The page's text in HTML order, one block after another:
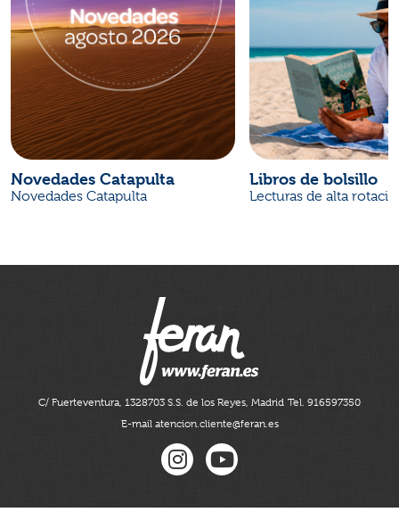
Novedades Catapulta
Novedades Catapulta
Libros de bolsillo
Lecturas de alta
C/ Fuerteventura, 1328703 S.S. de los Reyes, Madrid Tel. 916597350
E-mail atencion.cliente@feran.es